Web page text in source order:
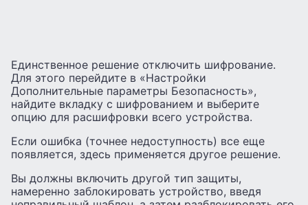
Единственное решение отключить шифрование.
Для этого перейдите в «Настройки
Дополнительные параметры Безопасность»,
найдите вкладку с шифрованием и выберите
опцию для расшифровки всего устройства.
Если ошибка (точнее недоступность) все еще
появляется, здесь применяется другое решение.
Вы должны включить другой тип защиты,
намеренно заблокировать устройство, введя